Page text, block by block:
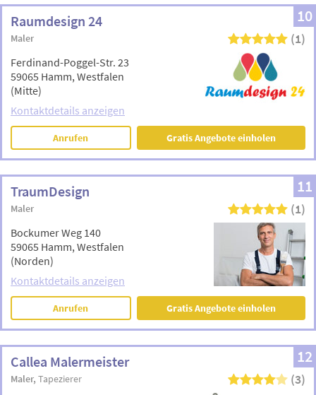
10
Raumdesign 24
Maler (1)
Ferdinand-Poggel-Str. 23
59065 Hamm, Westfalen
(Mitte)
Kontaktdetails anzeigen
Anrufen Gratis Angebote einholen
11
TraumDesign
Maler (1)
Bockumer Weg 140
59065 Hamm, Westfalen
(Norden)
Kontaktdetails anzeigen
Anrufen Gratis Angebote einholen
12
Callea Malermeister
Maler Tapezierer (3)